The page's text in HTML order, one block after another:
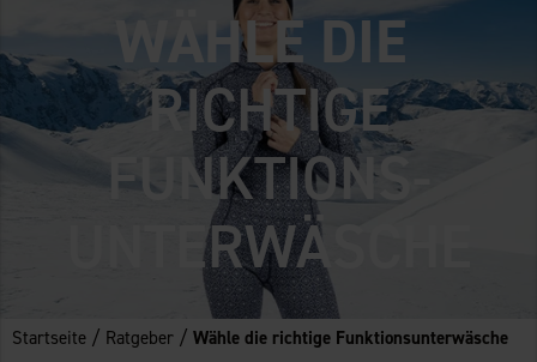
WÄHLE DIE
RICHTIGE
FUNKTIONS-
UNTERWÄSCHE
Startseite / Ratgeber /Wähle die richtige Funktionsunterwäsche